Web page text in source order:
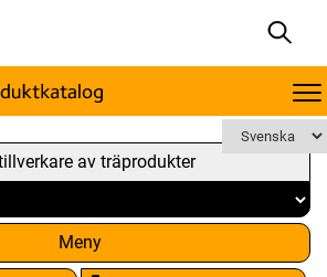
av träprodukter
Meny